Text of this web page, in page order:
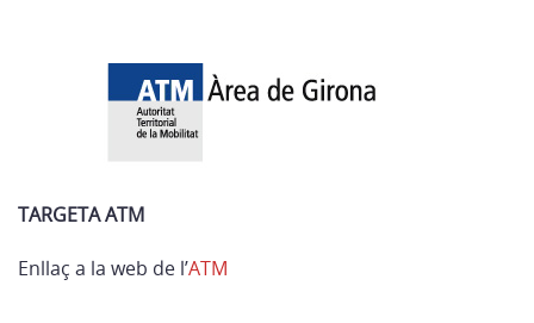
TARGETA ATM
Enllaç a la web de l’ATM